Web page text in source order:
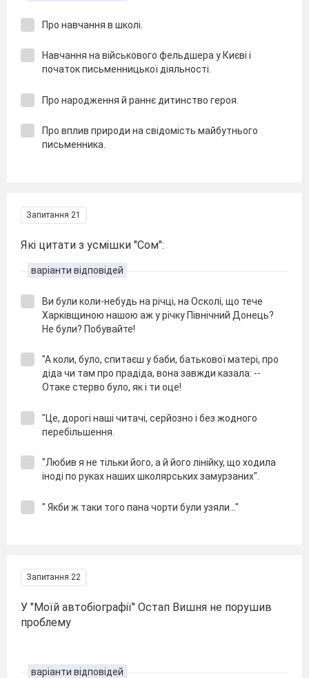
Про навчання в школі.
Навчання на військового фельдшера у Києві і
початок письменницької діяльності.
Про народження й раннє дитинство героя.
Про вплив природи на свідомість майбутнього
письменника.
Запитання 21
Які цитати з усмішки "Сом":
варіанти відповідей
Ви були коли-небудь на річці, на Осколі, що тече
Харківщиною нашою аж у річку Північний Донець?
Не були? Побувайте!
"А коли, було, спитаєш у баби, батькової матері, про
діда чи там про прадіда, вона завжди казала: --
Отаке стерво було, як і ти оце!
"Це, дорогі наші читачі, серйозно і без жодного
перебільшення.
"Любив я не тільки його, а й його лінійку, що ходила
іноді по руках наших школярських замурзаних".
" Якби ж таки того пана чорти були узяли..."
Запитання 22
У "Моїй автобіографії" Остап Вишня не порушив
проблему
варіанти відповідей